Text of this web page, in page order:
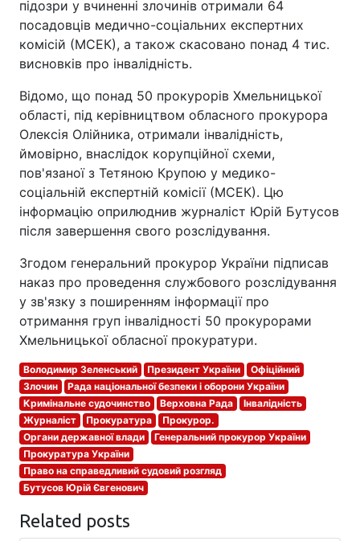
підозри у вчиненні злочинів отримали 64
посадовців медично-соціальних експертних
комісій (МСЕК), а також скасовано понад 4 тис.
висновків про інвалідність.
Відомо, що понад 50 прокурорів Хмельницької
області, під керівництвом обласного прокурора
Олексія Олійника, отримали інвалідність,
ймовірно, внаслідок корупційної схеми,
пов'язаної з Тетяною Крупою у медико-
соціальній експертній комісії (МСЕК). Цю
інформацію оприлюднив журналіст Юрій Бутусов
після завершення свого розслідування.
Згодом генеральний прокурор України підписав
наказ про проведення службового розслідування
у зв'язку з поширенням інформації про
отримання груп інвалідності 50 прокурорами
Хмельницької обласної прокуратури.
Володимир Зеленський Президент України
Офіційний
Злочин
Рада національної безпеки і оборони України
Кримінальне судочинство
Верховна Рада
Інвалідність
Журналіст
Прокуратура
Прокурор.
Органи державної влади
Генеральний прокурор України
Прокуратура України
Право на справедливий судовий розгляд
Бутусов Юрій Євгенович
Related posts